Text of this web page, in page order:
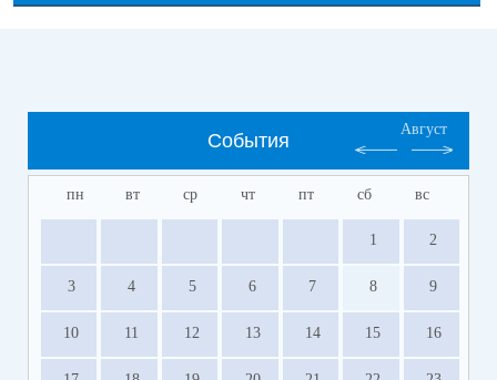
События
Август
пн вт ср чт пт сб вс
1 2
3 4 5 6 7 8 9
10 11 12 13 14 15 16